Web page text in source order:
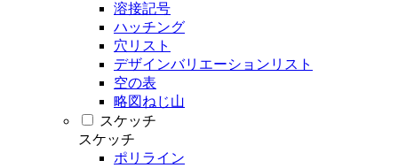
溶接記号
ハッチング
穴リスト
デザインバリエーションリスト
空の表
略図ねじ山
スケッチ
スケッチ
ポリライン